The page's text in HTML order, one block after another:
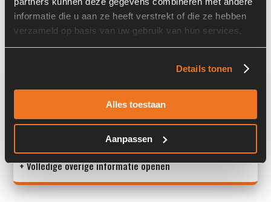
informatie die u aan ze heeft verstrekt of die ze hebben
verzameld op basis van uw gebruik van hun services.
Details tonen
Alles toestaan
Aanpassen
Land:
Nederland
Stock number: 6081-103-01
Type 1: 08376708720601A
Type 2: 08376708720601
+ Volledige overige informatie openen